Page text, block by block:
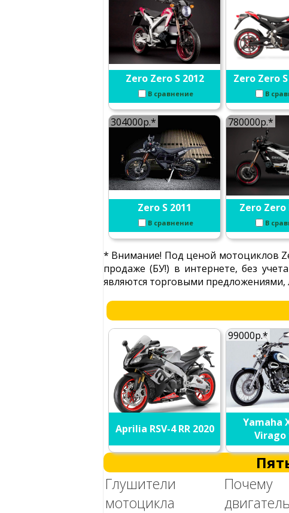
Zero Zero S 2012
В сравнение
Zero Zero
В
304000р.*
Zero S 2011
В сравнение
780000р.*
Zero Zero
В
* Внимание! Под ценой мотоциклов
продаже (БУ!) в интернете, без
являются торговыми предложениями,
Aprilia RSV-4 RR 2020
99000р.*
Yamaha
Virago
Глушители
мотоцикла
Почему
двигатель